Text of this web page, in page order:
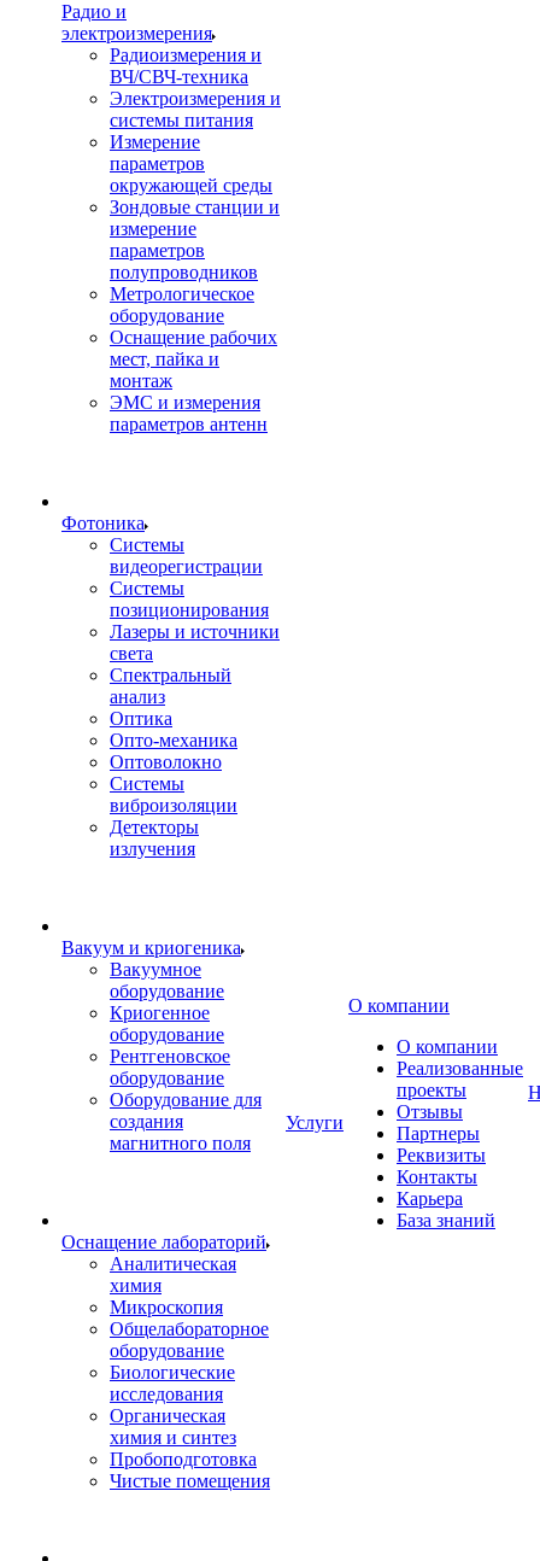
Радио и
электроизмерения
Радиоизмерения и
ВЧ/СВЧ-техника
Электроизмерения и
системы питания
Измерение
параметров
окружающей среды
Зондовые станции и
измерение
параметров
полупроводников
Метрологическое
оборудование
Оснащение рабочих
мест, пайка и
монтаж
ЭМС и измерения
параметров антенн
Фотоника
Cистемы
видеорегистрации
Системы
позиционирования
Лазеры и источники
света
Спектральный
анализ
Оптика
Опто-механика
Оптоволокно
Системы
виброизоляции
Детекторы
излучения
Вакуум и криогеника
Вакуумное
оборудование
Криогенное
оборудование
Рентгеновское
оборудование
Оборудование для
создания
магнитного поля
Оснащение лабораторий
Аналитическая
химия
Микроскопия
Общелабораторное
оборудование
Биологические
исследования
Органическая
химия и синтез
Пробоподготовка
Чистые помещения
Услуги
О компании
О компании
Реализованные
проекты
Отзывы
Партнеры
Реквизиты
Контакты
Карьера
База знаний